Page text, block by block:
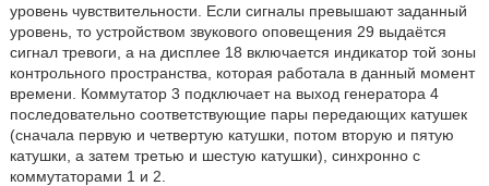
уровень чувствительности. Если сигналы превышают заданный
уровень, то устройством звукового оповещения 29 выдаётся
сигнал тревоги, а на дисплее 18 включается индикатор той зоны
контрольного пространства, которая работала в данный момент
времени. Коммутатор 3 подключает на выход генератора 4
последовательно соответствующие пары передающих катушек
(сначала первую и четвертую катушки, потом вторую и пятую
катушки, а затем третью и шестую катушки), синхронно с
коммутаторами 1 и 2.